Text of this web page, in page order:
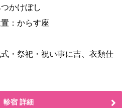
かけぼし
：からす座
・祭祀・祝い事に吉、衣類仕
軫宿 詳細